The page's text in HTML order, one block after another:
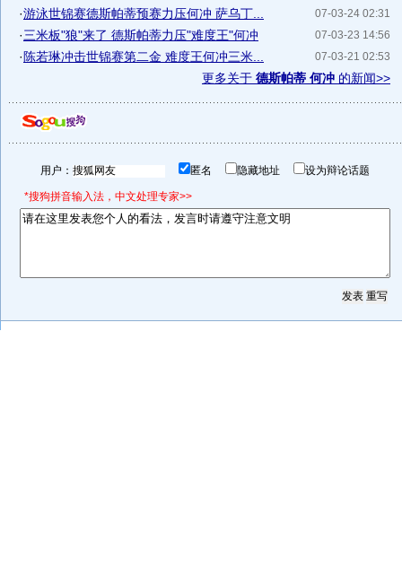
07-03-24 02:31
·游泳世锦赛德斯帕蒂预赛力压何冲 萨乌丁...
07-03-23 14:56
·三米板"狼"来了 德斯帕蒂力压"难度王"何冲
07-03-21 02:53
· 陈若琳冲击世锦赛第二金 难度王何冲三米...
更多关于 德斯帕蒂 何冲 的新闻>>
用户： 匿名 隐藏地址 设为辩论话题
*搜狗拼音输入法，中文处理专家>>